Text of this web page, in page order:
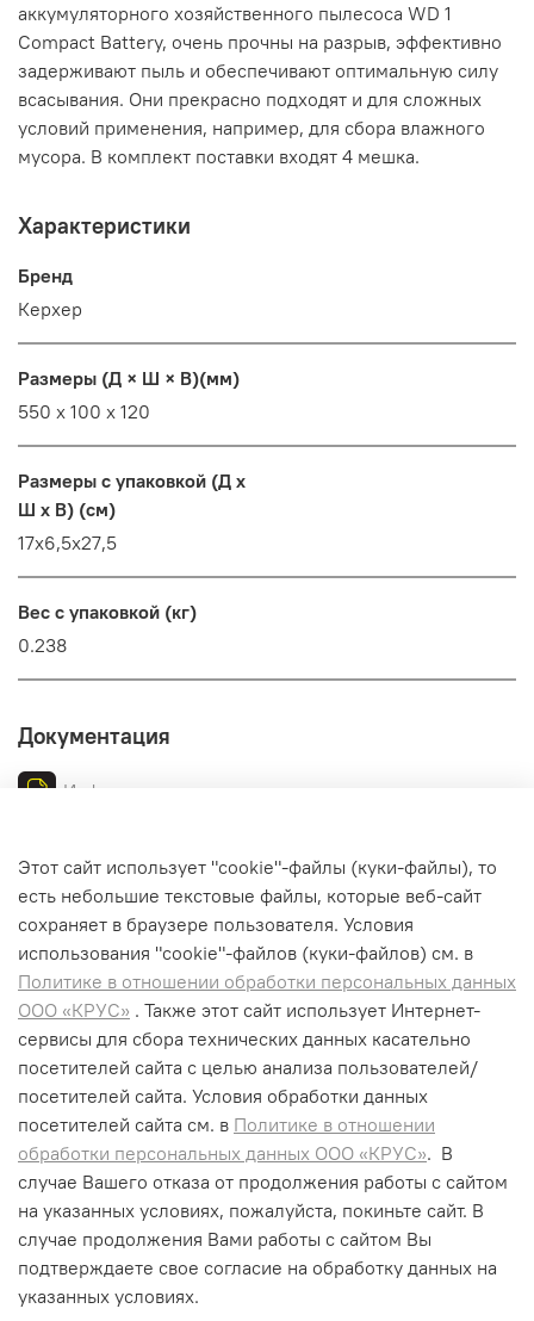
аккумуляторного хозяйственного пылесоса WD 1
Compact Battery, очень прочны на разрыв, эффективно
задерживают пыль и обеспечивают оптимальную силу
всасывания. Они прекрасно подходят и для сложных
условий применения, например, для сбора влажного
мусора. В комплект поставки входят 4 мешка.
Характеристики
Бренд
Керхер
Размеры (Д × Ш × В)(мм)
550 x 100 x 120
Размеры с упаковкой (Д x
Ш x В) (см)
17x6,5x27,5
Вес с упаковкой (кг)
0.238
Документация
Информация о продукте
Области применения
Сухая уборка
+7 (495) 662-99-75
Этот сайт использует "cookie"-файлы (куки-файлы), то
есть небольшие текстовые файлы, которые веб-сайт
сохраняет в браузере пользователя. Условия
использования "cookiе"-файлов (куки-файлов) см. в
Политике в отношении обработки персональных данных
ООО «КРУС» . Также этот сайт использует Интернет-
сервисы для сбора технических данных касательно
посетителей сайта с целью анализа пользователей/
посетителей сайта. Условия обработки данных
посетителей сайта см. в Политике в отношении
обработки персональных данных ООО «КРУС». В
случае Вашего отказа от продолжения работы с сайтом
на указанных условиях, пожалуйста, покиньте сайт. В
случае продолжения Вами работы с сайтом Вы
подтверждаете свое согласие на обработку данных на
указанных условиях.